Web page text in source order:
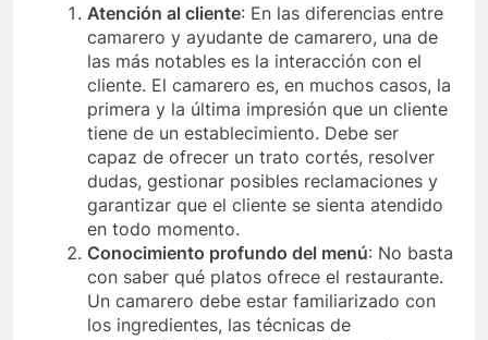
Atención al cliente: En las diferencias entre
camarero y ayudante de camarero, una de
las más notables es la interacción con el
cliente. El camarero es, en muchos casos, la
primera y la última impresión que un cliente
tiene de un establecimiento. Debe ser
capaz de ofrecer un trato cortés, resolver
dudas, gestionar posibles reclamaciones y
garantizar que el cliente se sienta atendido
en todo momento.
Conocimiento profundo del menú: No basta
con saber qué platos ofrece el restaurante.
Un camarero debe estar familiarizado con
los ingredientes, las técnicas de